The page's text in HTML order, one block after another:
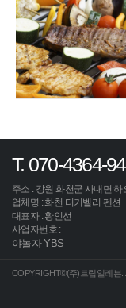
T. 070-4364-
주소 : 강원 화천군 사내면
업체명 : 화천 터키벨리 펜션
대표자 : 황인선
사업자번호 :
야놀자 YBS
COPYRIGHT©(주)트립일레븐.